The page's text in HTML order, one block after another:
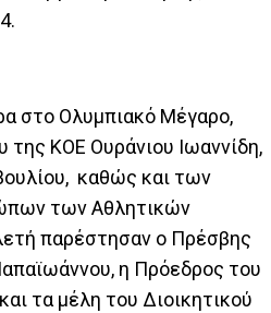
στο Ολυμπιακό Μέγαρο,
ΚΟΕ Ουράνιου Ιωαννίδη,
καθώς και των
των Αθλητικών
παρέστησαν ο Πρέσβης
η Πρόεδρος του
τα μέλη του Διοικητικού